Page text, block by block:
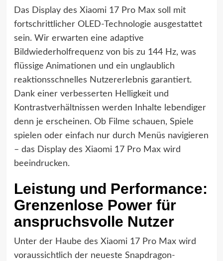
Das Display des Xiaomi 17 Pro Max soll mit
fortschrittlicher OLED-Technologie ausgestattet
sein. Wir erwarten eine adaptive
Bildwiederholfrequenz von bis zu 144 Hz, was
flüssige Animationen und ein unglaublich
reaktionsschnelles Nutzererlebnis garantiert.
Dank einer verbesserten Helligkeit und
Kontrastverhältnissen werden Inhalte lebendiger
denn je erscheinen. Ob Filme schauen, Spiele
spielen oder einfach nur durch Menüs navigieren
– das Display des Xiaomi 17 Pro Max wird
beeindrucken.
Leistung und Performance:
Grenzenlose Power für
anspruchsvolle Nutzer
Unter der Haube des Xiaomi 17 Pro Max wird
voraussichtlich der neueste Snapdragon-